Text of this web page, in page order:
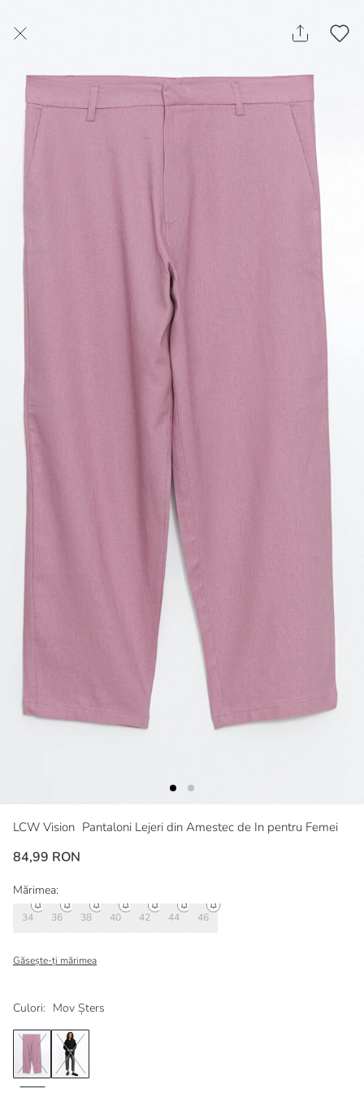
LCW Vision Pantaloni Lejeri din Amestec de In pentru Femei
84,99 RON
Culori: Mov Șters
Mărimea:
34 36 38 40 42 44 46
Găsește-ți mărimea